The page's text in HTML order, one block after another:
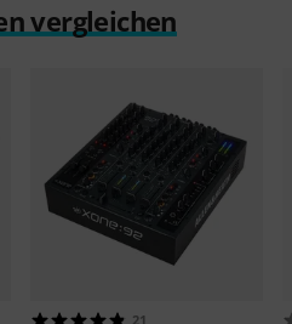
vergleichen
21